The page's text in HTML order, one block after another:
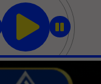
o conteúdo principal